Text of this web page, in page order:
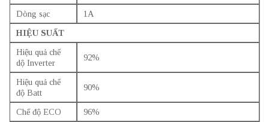
Dòng sạc
1A
HIỆU SUẤT
Hiệu quả chế
dộ Inverter
92%
Hiệu quả chế
độ Batt
90%
Chế độ ECO
96%